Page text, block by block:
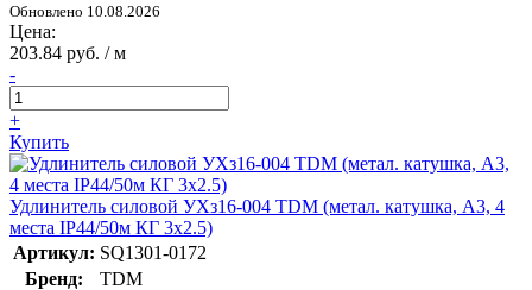
Обновлено 10.08.2026
Цена:
203.84 руб. / м
-
+
Купить
Удлинитель силовой УХз16-004 TDM (метал. катушка, А3, 4
места IP44/50м КГ 3х2.5)
Артикул: SQ1301-0172
Бренд:
TDM